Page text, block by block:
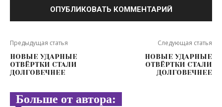
Предыдущая статья
НОВЫЕ УДАРНЫЕ
ОТВЁРТКИ СТАЛИ
ДОЛГОВЕЧНЕЕ
Следующая статья
НОВЫЕ УДАРНЫЕ
ОТВЁРТКИ СТАЛИ
ДОЛГОВЕЧНЕЕ
Больше от автора: